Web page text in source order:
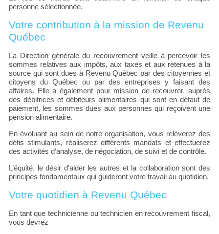
personne sélectionnée.
Votre contribution à la mission de Revenu
Québec
La Direction générale du recouvrement veille à percevoir les
sommes relatives aux impôts, aux taxes et aux retenues à la
source qui sont dues à Revenu Québec par des citoyennes et
citoyens du Québec ou par des entreprises y faisant des
affaires. Elle a également pour mission de recouvrer, auprès
des débitrices et débiteurs alimentaires qui sont en défaut de
paiement, les sommes dues aux personnes qui reçoivent une
pension alimentaire.
En évoluant au sein de notre organisation, vous relèverez des
défis stimulants, réaliserez différents mandats et effectuerez
des activités d’analyse, de négociation, de suivi et de contrôle.
L’équité, le désir d’aider les autres et la collaboration sont des
principes fondamentaux qui guideront votre travail au quotidien.
Votre quotidien à Revenu Québec
En tant que technicienne ou technicien en recouvrement fiscal,
vous devrez